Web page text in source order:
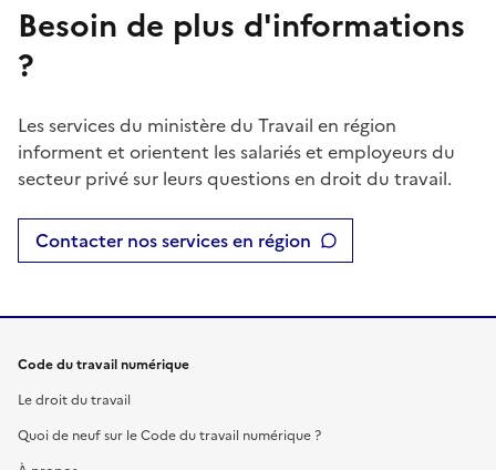
Besoin de plus d'informations
?
Les services du ministère du Travail en région
informent et orientent les salariés et employeurs du
secteur privé sur leurs questions en droit du travail.
Contacter nos services en région
Code du travail numérique
Le droit du travail
Quoi de neuf sur le Code du travail numérique ?